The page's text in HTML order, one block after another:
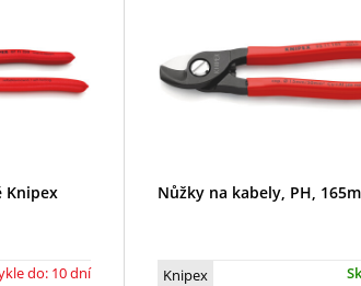
Knipex
do: 10 dní
Nůžky na kabely, PH,
Knipex